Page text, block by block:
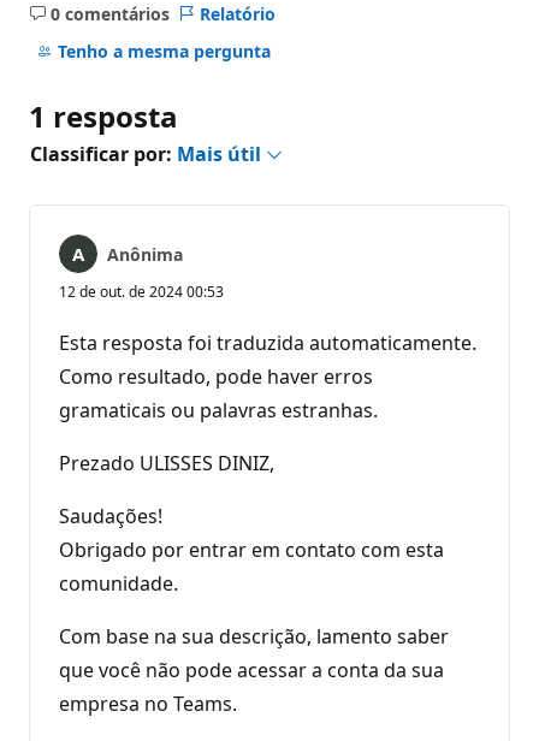
0 comentários
Sem
comentários
Relatório
Tenho a mesma pergunta
1 resposta
Classificar por: Mais útil
Anônima
12 de out. de 2024 00:53
Esta resposta foi traduzida automaticamente.
Como resultado, pode haver erros
gramaticais ou palavras estranhas.
Prezado ULISSES DINIZ,
Saudações!
Obrigado por entrar em contato com esta
comunidade.
Com base na sua descrição, lamento saber
que você não pode acessar a conta da sua
empresa no Teams.